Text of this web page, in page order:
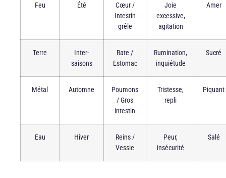
Feu Été
Cœur /
Intestin
grêle
Joie
excessive,
agitation
Amer
Terre
Inter-
saisons
Rate /
Estomac
Rumination,
inquiétude
Sucré
Métal Automne
Poumons
/ Gros
intestin
Tristesse,
repli
Piquant
Eau Hiver
Reins /
Vessie
Peur,
insécurité
Salé